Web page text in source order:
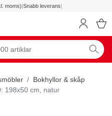
moms)|Snabb leverans|
Bokhyllor & skåp
198x50 cm, natur